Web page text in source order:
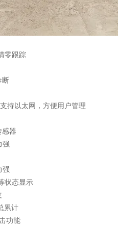
零跟踪
断
持以太网，方便用户管理
器
强
强
状态显示
累计
功能